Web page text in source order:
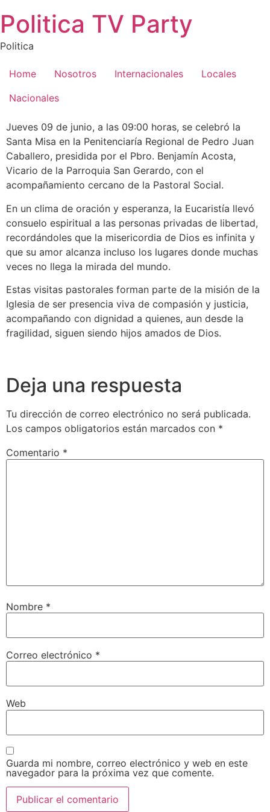
al
contenido
Politica TV Party
Politica
Home Nosotros Internacionales
Locales
Nacionales
Jueves 09 de junio, a las 09:00 horas, se celebró la
Santa Misa en la Penitenciaría Regional de Pedro Juan
Caballero, presidida por el Pbro. Benjamín Acosta,
Vicario de la Parroquia San Gerardo, con el
acompañamiento cercano de la Pastoral Social.
En un clima de oración y esperanza, la Eucaristía llevó
consuelo espiritual a las personas privadas de libertad,
recordándoles que la misericordia de Dios es infinita y
que su amor alcanza incluso los lugares donde muchas
veces no llega la mirada del mundo.
Estas visitas pastorales forman parte de la misión de la
Iglesia de ser presencia viva de compasión y justicia,
acompañando con dignidad a quienes, aun desde la
fragilidad, siguen siendo hijos amados de Dios.
Deja una respuesta
Tu dirección de correo electrónico no será publicada.
Los campos obligatorios están marcados con *
Comentario *
Nombre *
Correo electrónico *
Web
Guarda mi nombre, correo electrónico y web en este
navegador para la próxima vez que comente.